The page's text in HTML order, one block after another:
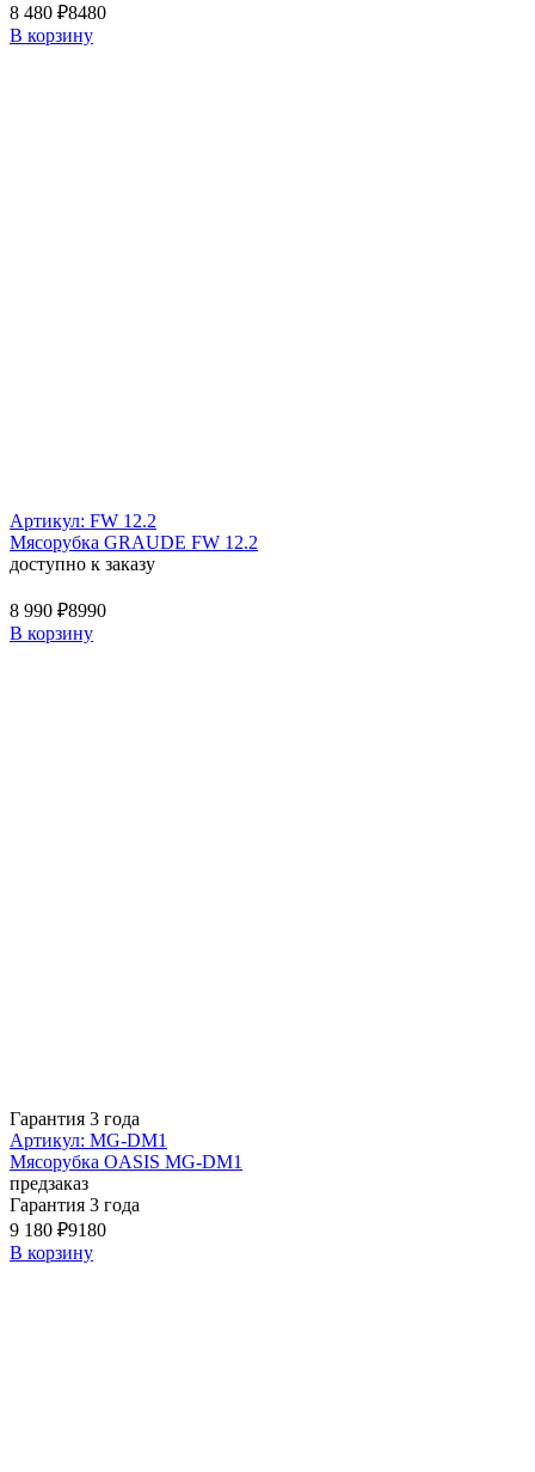
8 480 ₽8480
В корзину
Артикул: FW 12.2
Мясорубка GRAUDE FW 12.2
доступно к заказу
8 990 ₽8990
В корзину
Гарантия 3 года
Артикул: MG-DM1
Мясорубка OASIS MG-DM1
предзаказ
Гарантия 3 года
9 180 ₽9180
В корзину